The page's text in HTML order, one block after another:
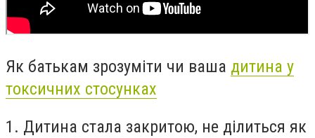
Як батькам зрозуміти чи ваша дитина у
токсичних стосунках
1. Дитина стала закритою, не ділиться як